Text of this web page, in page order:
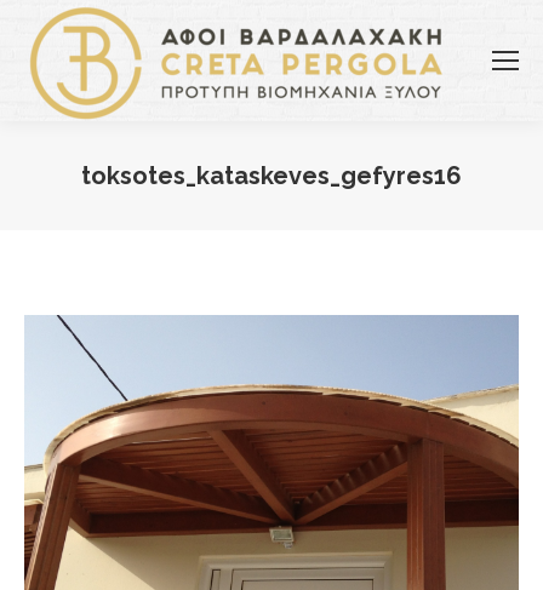
toksotes_kataskeves_gefyres16